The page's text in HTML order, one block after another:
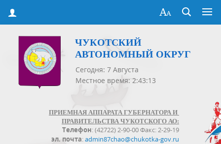
ЧУКОТСКИЙ
АВТОНОМНЫЙ ОКРУГ
Сегодня: 7 Августа
Местное время: 2:43:13
ПРИЕМНАЯ АППАРАТА ГУБЕРНАТОРА И
ПРАВИТЕЛЬСТВА ЧУКОТСКОГО АО:
Телефон: (42722) 2-90-00 Факс: 2-29-19
эл. почта:admin87chao@chukotka-gov.ru